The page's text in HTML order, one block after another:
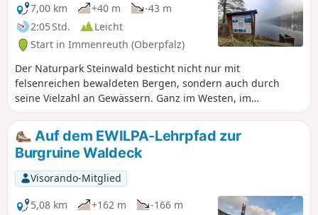
7,00 km
+40 m
-43 m
2:05 Std.
Leicht
Start in Immenreuth (Oberpfalz)
Der Naturpark Steinwald besticht nicht nur mit
felsenreichen bewaldeten Bergen, sondern auch durch
seine Vielzahl an Gewässern. Ganz im Westen, im
Kemnather Land, befindet sich der Ort Immenreuth, der
charakteristisch für das teichreiche Stiftland um
Tirschenreuth ist. Der Rundwanderweg 6 führt von
Immenreuth durch das idyllisch gelegene
Naturschutzgebiet Hirschberg- und Heidweiher, mit seinen
moorähnlichen Biotopen.
Auf dem EWILPA-Lehrpfad zur
Burgruine Waldeck
Visorando-Mitglied
5,08 km
+162 m
-166 m